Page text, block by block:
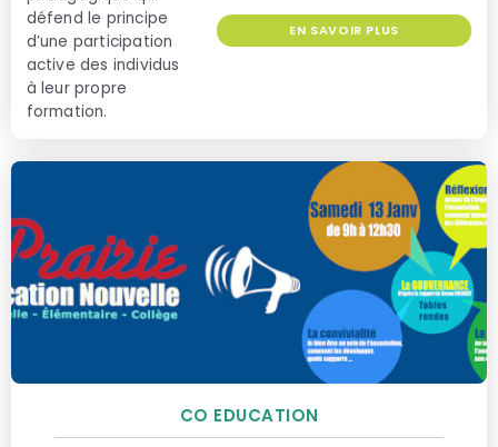
défend le principe
d’une participation
active des individus
à leur propre
formation.
EN SAVOIR PLUS
CO EDUCATION